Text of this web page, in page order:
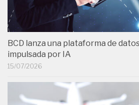
BCD lanza una plataforma de
impulsada por IA
15/07/2026